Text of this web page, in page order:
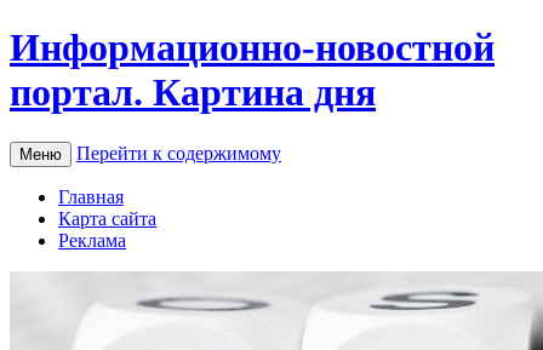
Информационно-новостной
портал. Картина дня
Меню Перейти к содержимому
Главная
Карта сайта
Реклама